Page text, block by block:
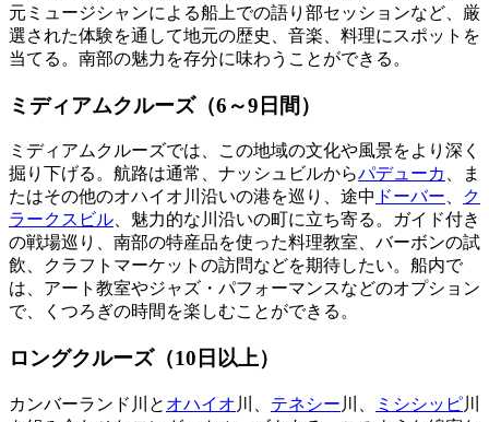
元ミュージシャンによる船上での語り部セッションなど、厳
選された体験を通して地元の歴史、音楽、料理にスポットを
当てる。南部の魅力を存分に味わうことができる。
ミディアムクルーズ（6～9日間）
ミディアムクルーズでは、この地域の文化や風景をより深く
掘り下げる。航路は通常、ナッシュビルからパデューカ
、ま
たはその他のオハイオ川沿いの港を巡り、途中 ドーバー
ク
ラークスビル 、魅力的な川沿いの町に立ち寄る。ガイド付き
の戦場巡り、南部の特産品を使った料理教室、バーボンの試
飲、クラフトマーケットの訪問などを期待したい。船内で
は、アート教室やジャズ・パフォーマンスなどのオプション
で、くつろぎの時間を楽しむことができる。
ロングクルーズ（10日以上）
カンバーランド川と オハイオ 川、 テネシー 川、 ミシシッピ川